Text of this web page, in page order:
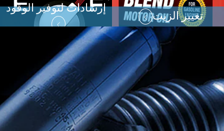
إرشادات لتوفير الوقود
تغيير الزيت